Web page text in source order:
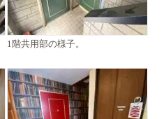
1階共用部の様子。